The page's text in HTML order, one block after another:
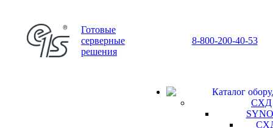
Готовые
серверные
решения
8-800-200-40-53
Каталог
СХД